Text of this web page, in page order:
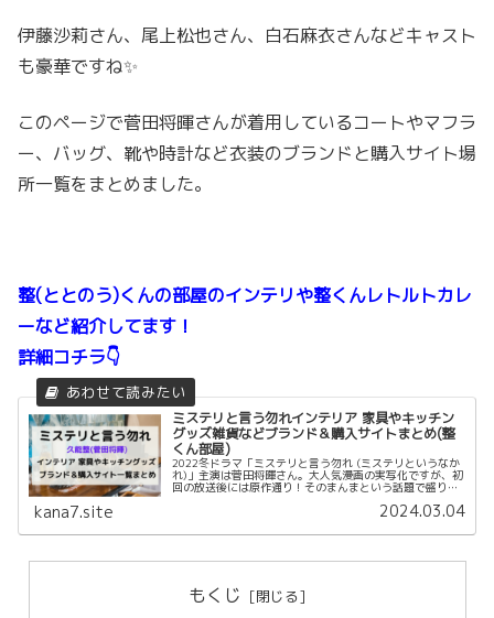
伊藤沙莉さん、尾上松也さん、白石麻衣さんなどキャスト
も豪華ですね✨
このページで菅田将暉さんが着用しているコートやマフラ
ー、バッグ、靴や時計など衣装のブランドと購入サイト場
所一覧をまとめました。
整(ととのう)くんの部屋のインテリや整くんレトルトカレ
ーなど紹介してます！
詳細コチラ👇
ミステリと言う勿れインテリア 家具やキッチン
グッズ雑貨などブランド＆購入サイトまとめ(整
くん部屋)
2022冬ドラマ「ミステリと言う勿れ (ミステリというなか
れ)」主演は菅田将暉さん。大人気漫画の実写化ですが、初
回の放送後には原作通り！そのまんまという話題で盛り上
kana7.site 2024.03.04
もくじ